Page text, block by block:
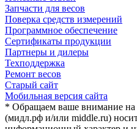
Запчасти для весов
Поверка средств измерений
Программное обеспечение
Сертификаты продукции
Партнеры и дилеры
Техподдержка
Ремонт весов
Старый сайт
Мобильная версия сайта
* Обращаем ваше внимание на
(мидл.рф и/или middle.ru)